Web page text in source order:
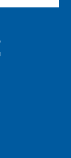
X